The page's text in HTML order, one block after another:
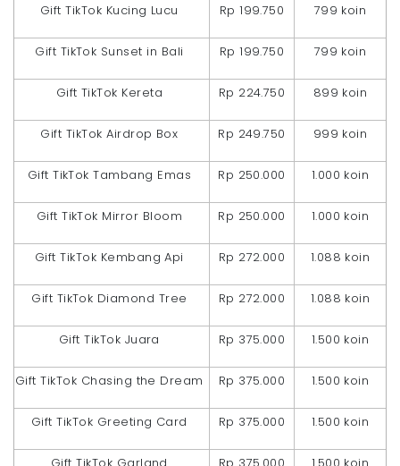
Gift TikTok Kucing Lucu Rp 199.750 799 koin
Gift TikTok Sunset in Bali Rp 199.750 799 koin
Gift TikTok Kereta Rp 224.750 899 koin
Gift TikTok Airdrop Box Rp 249.750 999 koin
Gift TikTok Tambang Emas Rp 250.000 1.000 koin
Gift TikTok Mirror Bloom Rp 250.000 1.000 koin
Gift TikTok Kembang Api Rp 272.000 1.088 koin
Gift TikTok Diamond Tree Rp 272.000 1.088 koin
Gift TikTok Juara Rp 375.000 1.500 koin
Gift TikTok Chasing the Dream Rp 375.000 1.500 koin
Gift TikTok Greeting Card Rp 375.000 1.500 koin
Gift TikTok Garland Rp 375.000 1.500 koin